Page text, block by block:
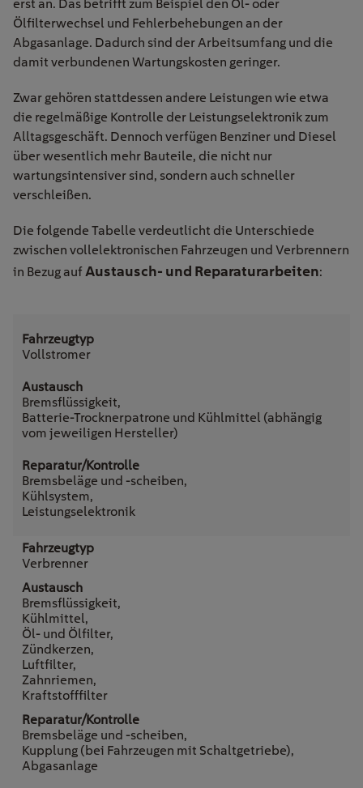
erst an. Das betrifft zum Beispiel den Öl- oder
Ölfilterwechsel und Fehlerbehebungen an der
Abgasanlage. Dadurch sind der Arbeitsumfang und die
damit verbundenen Wartungskosten geringer.
Zwar gehören stattdessen andere Leistungen wie etwa
die regelmäßige Kontrolle der Leistungselektronik zum
Alltagsgeschäft. Dennoch verfügen Benziner und Diesel
über wesentlich mehr Bauteile, die nicht nur
wartungsintensiver sind, sondern auch schneller
verschleißen.
Die folgende Tabelle verdeutlicht die Unterschiede
zwischen vollelektronischen Fahrzeugen und Verbrennern
in Bezug auf Austausch- und Reparaturarbeiten:
Vollstromer
Bremsflüssigkeit,
Batterie-Trocknerpatrone und Kühlmittel (abhängig
vom jeweiligen Hersteller)
Bremsbeläge und -scheiben,
Kühlsystem,
Leistungselektronik
Verbrenner
Bremsflüssigkeit,
Kühlmittel,
Öl- und Ölfilter,
Zündkerzen,
Luftfilter,
Zahnriemen,
Kraftstofffilter
Bremsbeläge und -scheiben,
Kupplung (bei Fahrzeugen mit Schaltgetriebe),
Abgasanlage